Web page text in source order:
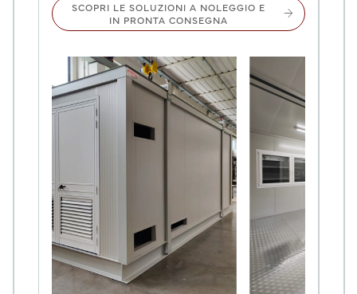
SCOPRI LE SOLUZIONI A NOLEGGIO E
IN PRONTA CONSEGNA
arrow_forward